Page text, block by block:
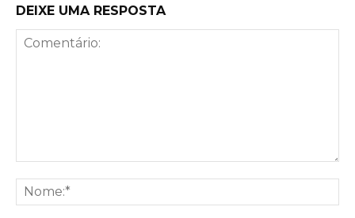
DEIXE UMA RESPOSTA